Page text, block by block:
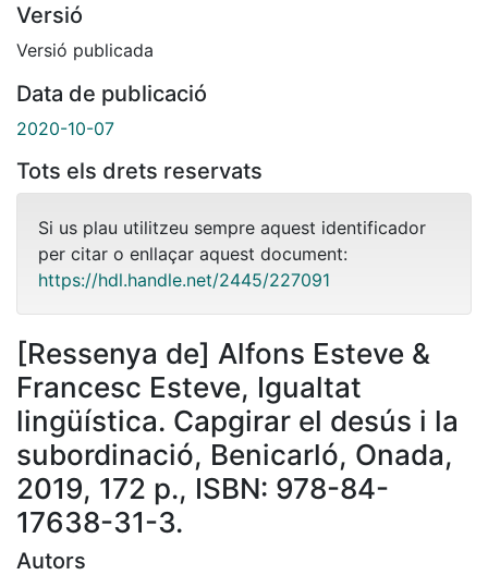
Versió
Versió publicada
Data de publicació
2020-10-07
Tots els drets reservats
Si us plau utilitzeu sempre aquest identificador
per citar o enllaçar aquest document:
https://hdl.handle.net/2445/227091
[Ressenya de] Alfons Esteve &
Francesc Esteve, Igualtat
lingüística. Capgirar el desús i la
subordinació, Benicarló, Onada,
2019, 172 p., ISBN: 978-84-
17638-31-3.
Autors